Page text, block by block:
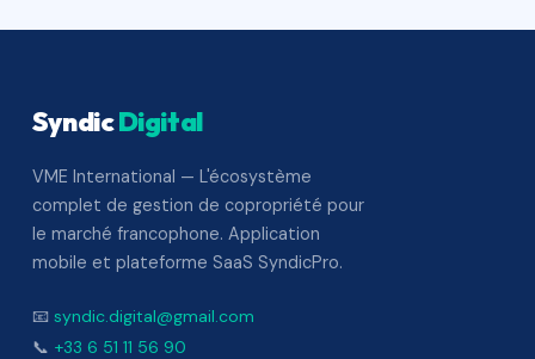
SyndicDigital
VME International — L'écosystème
complet de gestion de copropriété pour
le marché francophone. Application
mobile et plateforme SaaS SyndicPro.
📧 syndic.digital@gmail.com
📞 +33 6 51 11 56 90